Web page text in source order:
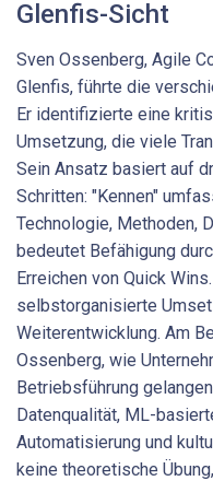
Glenfis-Sicht
Sven Ossenberg, Agile
Glenfis, führte die
Er identifizierte eine
Umsetzung, die viele
Sein Ansatz basiert auf
Schritten: "Kennen"
Technologie, Methoden,
bedeutet Befähigung
Erreichen von Quick
selbstorganisierte
Weiterentwicklung. Am
Ossenberg, wie
Betriebsführung
Datenqualität, ML-
Automatisierung und
keine theoretische